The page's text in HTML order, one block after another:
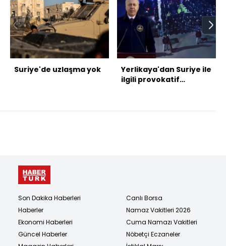
Suriye'de uzlaşma yok
Yerlikaya'dan Suriye ile
ilgili provokatif
Son Dakika Haberleri
Haberler
Ekonomi Haberleri
Güncel Haberler
Canlı Borsa
Namaz Vakitleri 2026
Cuma Namazı Vakitleri
Nöbetçi Eczaneler